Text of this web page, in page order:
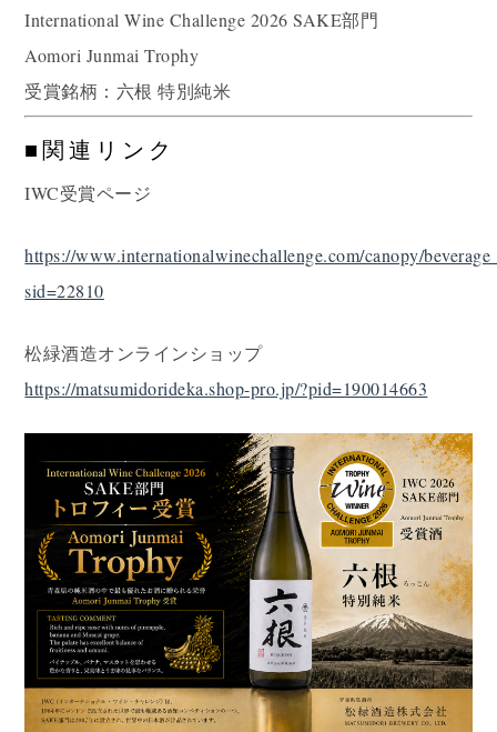
International Wine Challenge 2026 SAKE部門
Aomori Junmai Trophy
受賞銘柄：六根 特別純米
■関連リンク
IWC受賞ページ
https://www.internationalwinechallenge.com/canopy/
sid=22810
松緑酒造オンラインショップ
https://matsumidorideka.shop-pro.jp/?pid=190014663